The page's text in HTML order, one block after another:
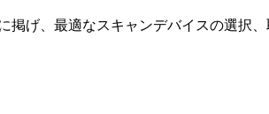
掲げ、最適なスキャンデバイスの選択